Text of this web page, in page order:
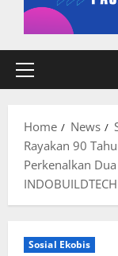
Primary
Home News
Rayakan 90
Perkenalkan
Sosial Ekobis